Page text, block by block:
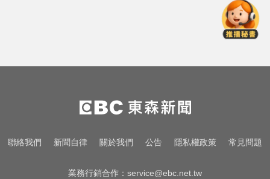
回歸V8手排
生人迴避！台中海線將送肉粽 路
線、時間曝光
10共機、6共艦擾台！6架次越中線
聯絡我們 新聞自律 關於我們 公告 隱私權政策 常見問題
業務行銷合作： service@ebc.net.tw